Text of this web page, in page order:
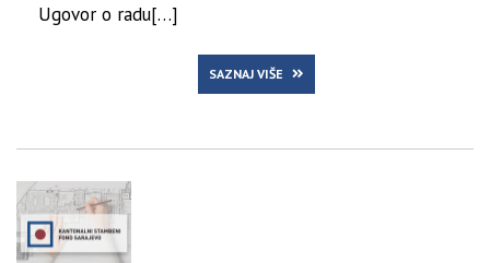
Ugovor o radu[…]
SAZNAJ VIŠE